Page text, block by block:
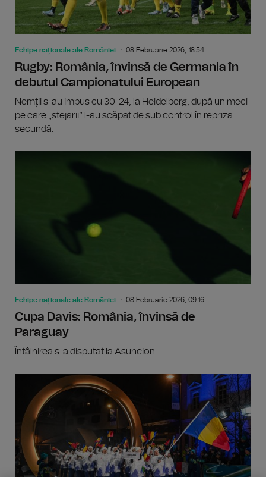
Echipe naționale ale României 08 Februarie 2026, 18:54
Rugby: România, învinsă de Germania în
debutul Campionatului European
Nemții s-au impus cu 30-24, la Heidelberg, după un meci
pe care „stejarii” l-au scăpat de sub control în repriza
secundă.
Echipe naționale ale României 08 Februarie 2026, 09:16
Cupa Davis: România, învinsă de
Paraguay
Întâlnirea s-a disputat la Asuncion.